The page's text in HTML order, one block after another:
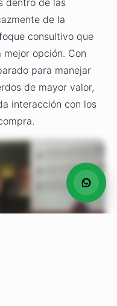
dentro de las
de la
consultivo que
opción. Con
para manejar
de mayor valor,
interacción con los